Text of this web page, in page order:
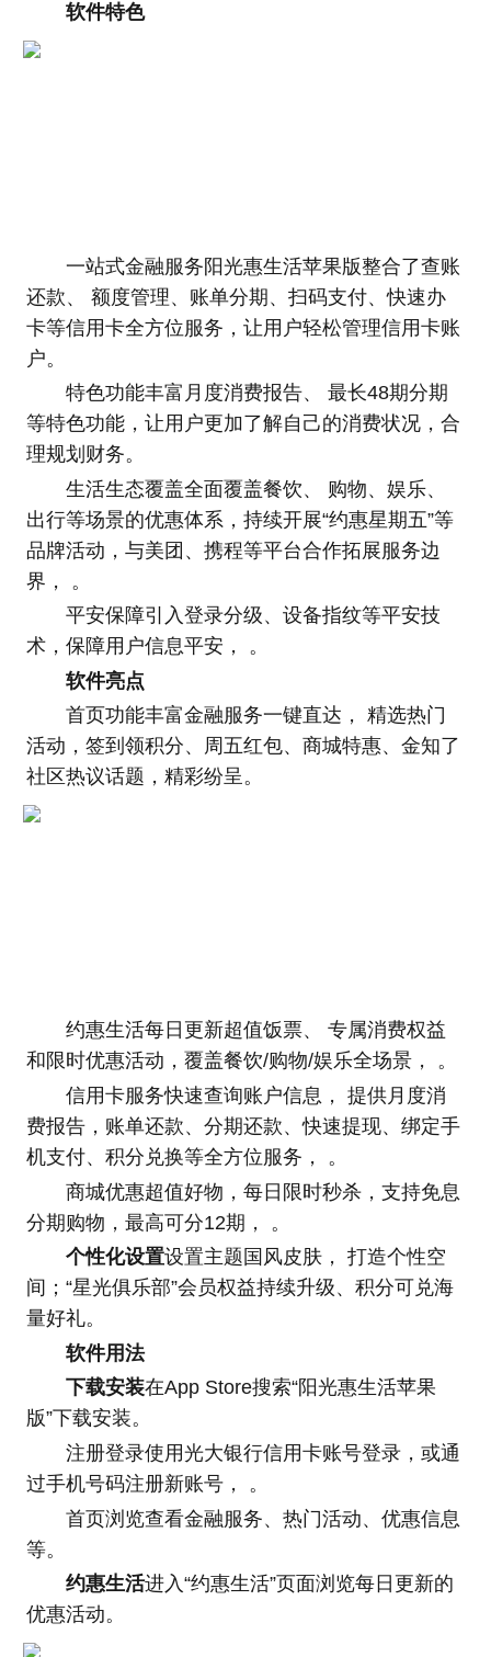
软件特色
一站式金融服务阳光惠生活苹果版整合了查账
还款、 额度管理、账单分期、扫码支付、快速办
卡等信用卡全方位服务，让用户轻松管理信用卡账
户。
特色功能丰富月度消费报告、 最长48期分期
等特色功能，让用户更加了解自己的消费状况，合
理规划财务。
生活生态覆盖全面覆盖餐饮、 购物、娱乐、
出行等场景的优惠体系，持续开展“约惠星期五”等
品牌活动，与美团、携程等平台合作拓展服务边
界， 。
平安保障引入登录分级、设备指纹等平安技
术，保障用户信息平安， 。
软件亮点
首页功能丰富金融服务一键直达， 精选热门
活动，签到领积分、周五红包、商城特惠、金知了
社区热议话题，精彩纷呈。
约惠生活每日更新超值饭票、 专属消费权益
和限时优惠活动，覆盖餐饮/购物/娱乐全场景， 。
信用卡服务快速查询账户信息， 提供月度消
费报告，账单还款、分期还款、快速提现、绑定手
机支付、积分兑换等全方位服务， 。
商城优惠超值好物，每日限时秒杀，支持免息
分期购物，最高可分12期， 。
个性化设置设置主题国风皮肤， 打造个性空
间；“星光俱乐部”会员权益持续升级、积分可兑海
量好礼。
软件用法
下载安装在App Store搜索“阳光惠生活苹果
版”下载安装。
注册登录使用光大银行信用卡账号登录，或通
过手机号码注册新账号， 。
首页浏览查看金融服务、热门活动、优惠信息
等。
约惠生活进入“约惠生活”页面浏览每日更新的
优惠活动。